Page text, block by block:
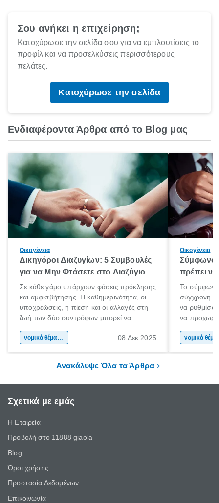
Σου ανήκει η επιχείρηση;
Κατοχύρωσε την σελίδα σου για να εμπλουτίσεις το
προφίλ και να προσελκύσεις περισσότερους
πελάτες.
Κατοχύρωσε την σελίδα
Ενδιαφέροντα Άρθρα από το Blog μας
Οικογένεια
Δικηγόροι Διαζυγίων: 5 Συμβουλές
για να Μην Φτάσετε στο Διαζύγιο
Σε κάθε γάμο υπάρχουν φάσεις πρόκλησης
και αμφισβήτησης. Η καθημερινότητα, οι
υποχρεώσεις, η πίεση και οι αλλαγές στη
ζωή των δύο συντρόφων μπορεί να
Όταν οι διαφωνίες πληθαίνουν και η
νομικά θέματα & συμβουλές 08 Δεκ 2025
Οικογένεια
Σύμφωνο
πρέπει να
Το σύμφωνο
σύγχρονη
να
να
θέλεις
Ανακάλυψε Όλα τα Άρθρα
Σχετικά με εμάς
Η Εταιρεία
Προβολή στο 11888 giaola
Blog
Όροι χρήσης
Προστασία Δεδομένων
Επικοινωνία